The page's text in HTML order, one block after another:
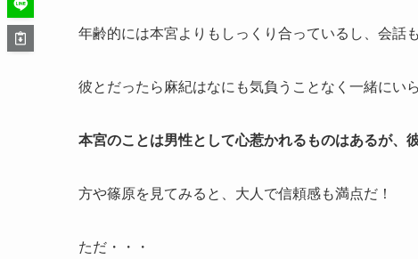
年齢的には本宮よりもしっくり合っているし、会話
彼とだったら麻紀はなにも気負うことなく一緒にい
本宮のことは男性として心惹かれるものはあるが、
方や篠原を見てみると、大人で信頼感も満点だ！
ただ・・・